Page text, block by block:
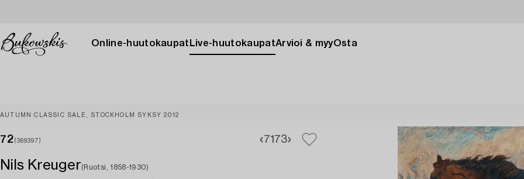
Online-huutokaupat Live-huutokaupatArvioi & myyOsta
AUTUMN CLASSIC SALE, STOCKHOLM SYKSY 2012
72 (369397) 7173
Nils Kreuger(Ruotsi, 1858-1930)